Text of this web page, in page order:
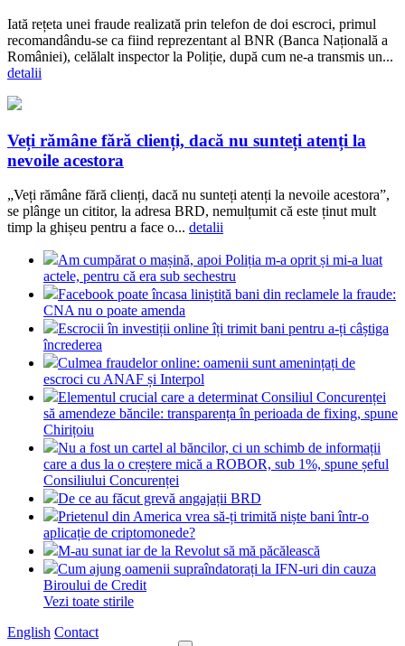
Iată rețeta unei fraude realizată prin telefon de doi escroci, primul
recomandându-se ca fiind reprezentant al BNR (Banca Națională a
României), celălalt inspector la Poliție, după cum ne-a transmis un...
detalii
Veți rămâne fără clienți, dacă nu sunteți atenți la
nevoile acestora
„Veți rămâne fără clienți, dacă nu sunteți atenți la nevoile acestora”,
se plânge un cititor, la adresa BRD, nemulțumit că este ținut mult
timp la ghișeu pentru a face o... detalii
Am cumpărat o mașină, apoi Poliția m-a oprit și mi-a luat
actele, pentru că era sub sechestru
Facebook poate încasa liniștită bani din reclamele la fraude:
CNA nu o poate amenda
Escrocii în investiții online îți trimit bani pentru a-ți câștiga
încrederea
Culmea fraudelor online: oamenii sunt amenințați de
escroci cu ANAF și Interpol
Elementul crucial care a determinat Consiliul Concurenței
să amendeze băncile: transparența în perioada de fixing, spune
Chirițoiu
Nu a fost un cartel al băncilor, ci un schimb de informații
care a dus la o creștere mică a ROBOR, sub 1%, spune șeful
Consiliului Concurenței
De ce au făcut grevă angajații BRD
Prietenul din America vrea să-ți trimită niște bani într-o
aplicație de criptomonede?
M-au sunat iar de la Revolut să mă păcălească
Cum ajung oamenii supraîndatorați la IFN-uri din cauza
Biroului de Credit
Vezi toate stirile
English Contact